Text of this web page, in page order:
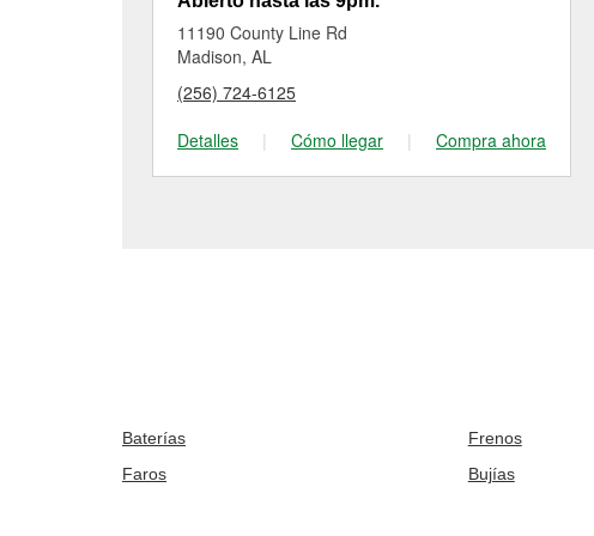
11190 County Line Rd
Madison, AL
(256) 724-6125
Detalles
| Cómo llegar | Compra ahora
Baterías Frenos
Faros
Bujías